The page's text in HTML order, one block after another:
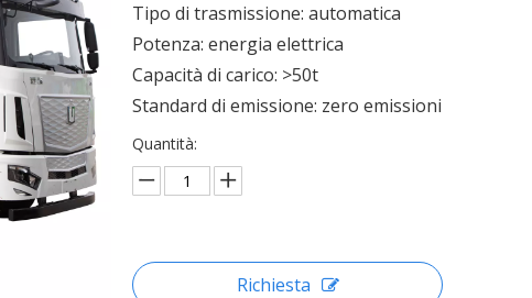
Tipo di trasmissione: automatica
Potenza: energia elettrica
Capacità di carico: >50t
Standard di emissione: zero emissioni
Quantità:
Richiesta